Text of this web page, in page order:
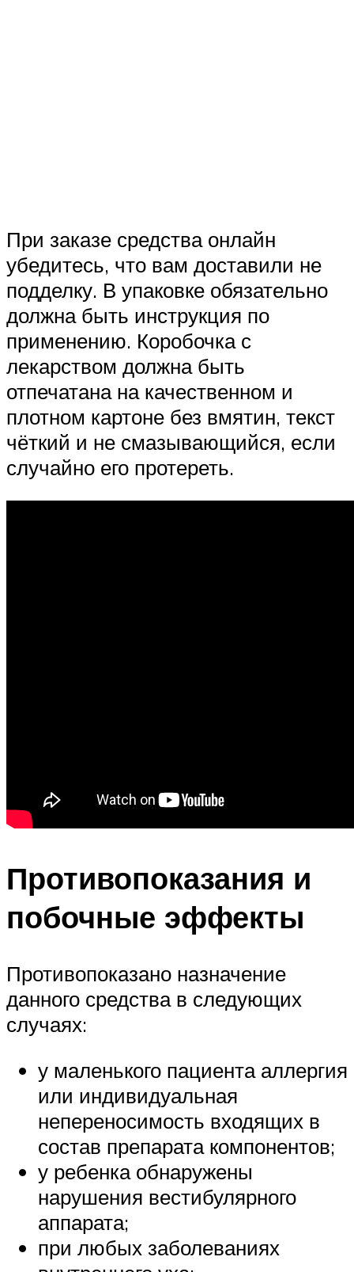
При заказе средства онлайн
убедитесь, что вам доставили не
подделку. В упаковке обязательно
должна быть инструкция по
применению. Коробочка с
лекарством должна быть
отпечатана на качественном и
плотном картоне без вмятин, текст
чёткий и не смазывающийся, если
случайно его протереть.
Противопоказания и
побочные эффекты
Противопоказано назначение
данного средства в следующих
случаях:
у маленького пациента аллергия
или индивидуальная
непереносимость входящих в
состав препарата компонентов;
у ребенка обнаружены
нарушения вестибулярного
аппарата;
при любых заболеваниях